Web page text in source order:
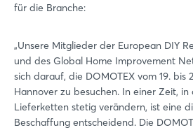
für die Branche:
„Unsere Mitglieder der European DIY
und des Global Home Improvement
sich darauf, die DOMOTEX vom 19. bis
Hannover zu besuchen. In einer Zeit, in
Lieferketten stetig verändern, ist eine
Beschaffung entscheidend. Die